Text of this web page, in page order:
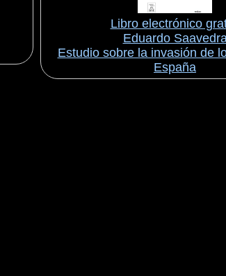
Libro electrónico
Eduardo
Estudio sobre la invasión de
España